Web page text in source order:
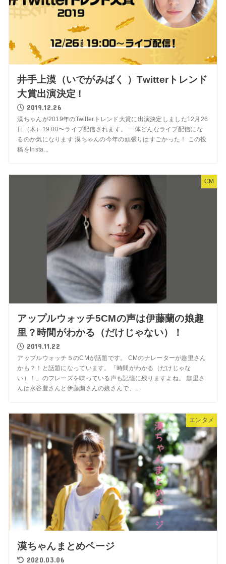
井手上漠（いでがみばく ）Twitterトレンド
大賞出演決定 !
2019.12.26
漠ちゃんが2019年のTwitterトレンド大賞に出演決定しました12月26
日（木）19:00〜ライブ配信されます。 一体どんなライブ配信にな
るのか気になります 漠ちゃんの今年の頑張りはすごかった！ この投
稿をInsta...
CM
アップルウォッチ5CMの声は伊藤蘭の娘趣
里？時間がわかる（だけじゃない）！
2019.11.22
アップルウォッチ５のCMが話題です。 CMのナレーターが趣里さん
かも？！と話題になっています。「時間がわかる（だけじゃな
い）！」のフレーズを喋っている声も記憶に残りますよね。 趣里さ
んは水谷豊さんと伊藤蘭さんの娘さんで、...
エンタメ
漠ちゃんまとめページ
2020.03.06